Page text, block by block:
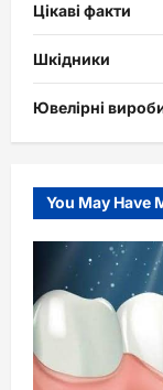
Цікаві факти
Шкідники
Ювелірні
You May Have